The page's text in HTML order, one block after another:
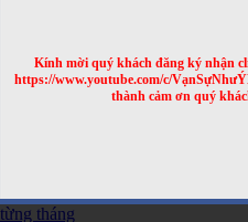
Kính mời quý khách đăng ký nhận
https://www.youtube.com/c/
thành cảm ơn quý
tinh hoa võ học trên Thế Giới,
Đinh Hợi sinh năm
tháng
Ất Hợi sinh năm 1995,
Quý Hợi sinh năm
tháng